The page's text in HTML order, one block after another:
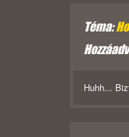
Téma:
Huhh...